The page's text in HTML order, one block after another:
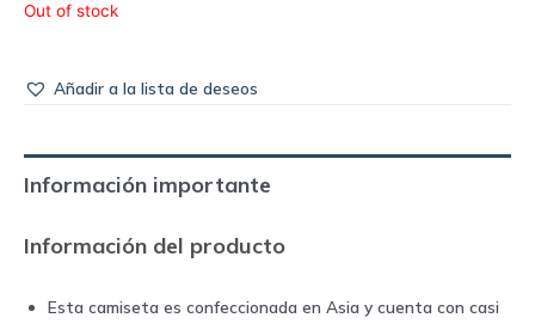
Out of stock
Añadir a la lista de deseos
Información importante
Información del producto
Esta camiseta es confeccionada en Asia y cuenta con casi